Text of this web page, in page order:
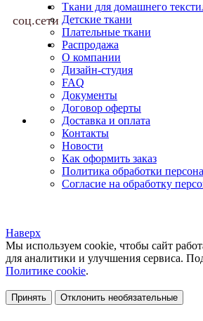
соц.сети
Ткани для домашнего
Детские ткани
Плательные ткани
Распродажа
О компании
Дизайн-студия
FAQ
Документы
Договор оферты
Доставка и оплата
Контакты
Новости
Как оформить заказ
Политика обработки
Согласие на обработку
Наверх
Мы используем cookie, чтобы сайт
для аналитики и улучшения сервиса.
Политике cookie.
Принять Отклонить необязательные